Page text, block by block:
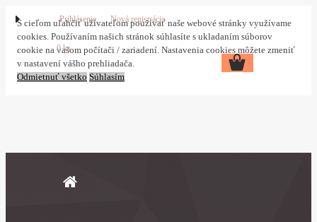
S cieľom uľahčiť užívateľom používať naše webové stránky využívame
cookies. Používaním našich stránok súhlasíte s ukladaním súborov
cookie na vašom počítači / zariadení. Nastavenia cookies môžete zmeniť
v nastavení vášho prehliadača.
Odmietnuť všetko Súhlasím
Prihlásenie Nová registrácia
0 ks